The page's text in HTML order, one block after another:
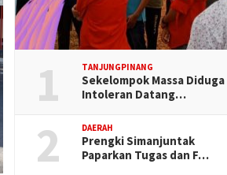
1 TANJUNGPINANG
Sekelompok Massa Diduga
Intoleran Datang…
2 DAERAH
Prengki Simanjuntak
Paparkan Tugas dan F…